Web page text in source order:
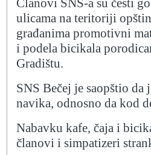
ulicama na teritoriji
građanima promotivni
i podela bicikala
Gradištu.
SNS Bečej je saopštio
navika, odnosno da kod
Nabavku kafe, čaja i
članovi i simpatizeri